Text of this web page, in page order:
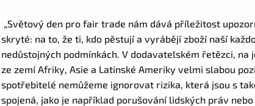
„Světový den pro fair trade nám dává příležitost
skryté: na to, že ti, kdo pěstují a vyrábějí zboží naší
nedůstojných podmínkách. V dodavatelském řetězci,
ze zemí Afriky, Asie a Latinské Ameriky velmi slabou
spotřebitelé nemůžeme ignorovat rizika, která jsou s
spojená, jako je například porušování lidských práv